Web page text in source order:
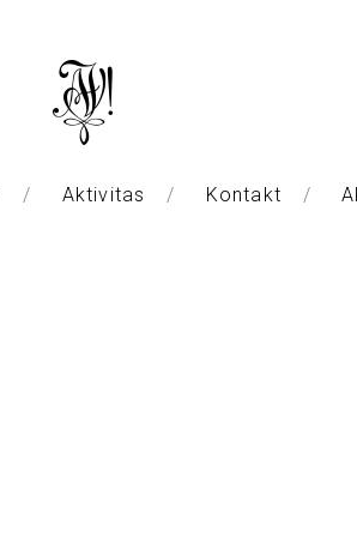
Aktivitas Kontakt